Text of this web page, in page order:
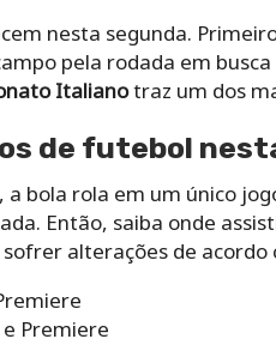
nesta segunda.
pela rodada em
Italianotraz um dos
de futebol
a bola rola em um único
Então, saiba onde
alterações de acordo
Premiere